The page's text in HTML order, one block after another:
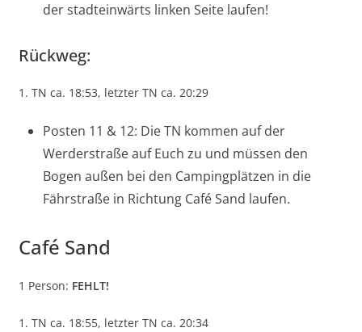
der stadteinwärts linken Seite laufen!
Rückweg:
1. TN ca. 18:53, letzter TN ca. 20:29
Posten 11 & 12: Die TN kommen auf der
Werderstraße auf Euch zu und müssen den
Bogen außen bei den Campingplätzen in die
Fährstraße in Richtung Café Sand laufen.
Café Sand
1 Person: FEHLT!
1. TN ca. 18:55, letzter TN ca. 20:34